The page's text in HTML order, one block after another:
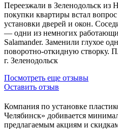
Переезжали в Зеленодольск
покупки квартиры встал
установки дверей и окон.
— одни из немногих
Salamander. Заменили глухое
поворотно-откидную створку.
г. Зеленодольск
Посмотреть еще отзывы
Оставить отзыв
Компания по установке
Челябинск» добивается
предлагаемым акциям и